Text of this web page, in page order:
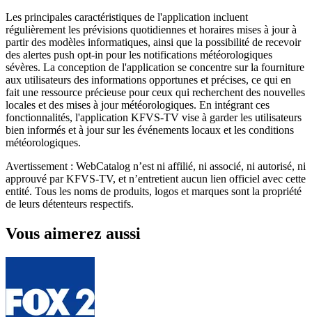
Les principales caractéristiques de l'application incluent
régulièrement les prévisions quotidiennes et horaires mises à jour à
partir des modèles informatiques, ainsi que la possibilité de recevoir
des alertes push opt-in pour les notifications météorologiques
sévères. La conception de l'application se concentre sur la fourniture
aux utilisateurs des informations opportunes et précises, ce qui en
fait une ressource précieuse pour ceux qui recherchent des nouvelles
locales et des mises à jour météorologiques. En intégrant ces
fonctionnalités, l'application KFVS-TV vise à garder les utilisateurs
bien informés et à jour sur les événements locaux et les conditions
météorologiques.
Avertissement : WebCatalog n’est ni affilié, ni associé, ni autorisé, ni
approuvé par KFVS-TV, et n’entretient aucun lien officiel avec cette
entité. Tous les noms de produits, logos et marques sont la propriété
de leurs détenteurs respectifs.
Vous aimerez aussi